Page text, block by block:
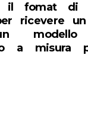
il fomat di
ricevere
modello
a misura